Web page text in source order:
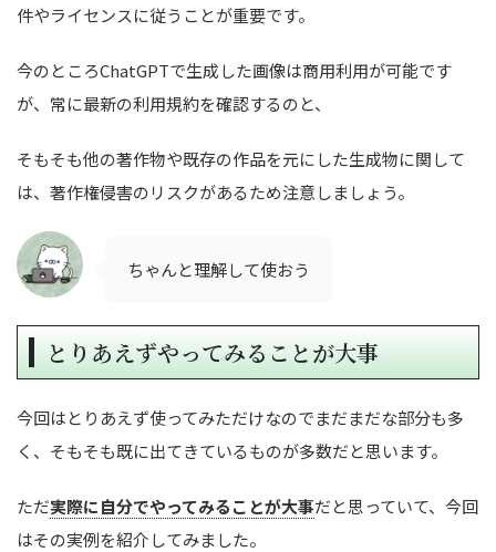
件やライセンスに従うことが重要です。
今のところChatGPTで生成した画像は商用利用が可能です
が、常に最新の利用規約を確認するのと、
そもそも他の著作物や既存の作品を元にした生成物に関して
は、著作権侵害のリスクがあるため注意しましょう。
ちゃんと理解して使おう
とりあえずやってみることが大事
今回はとりあえず使ってみただけなのでまだまだな部分も多
く、そもそも既に出てきているものが多数だと思います。
ただ実際に自分でやってみることが大事だと思っていて、今回
はその実例を紹介してみました。